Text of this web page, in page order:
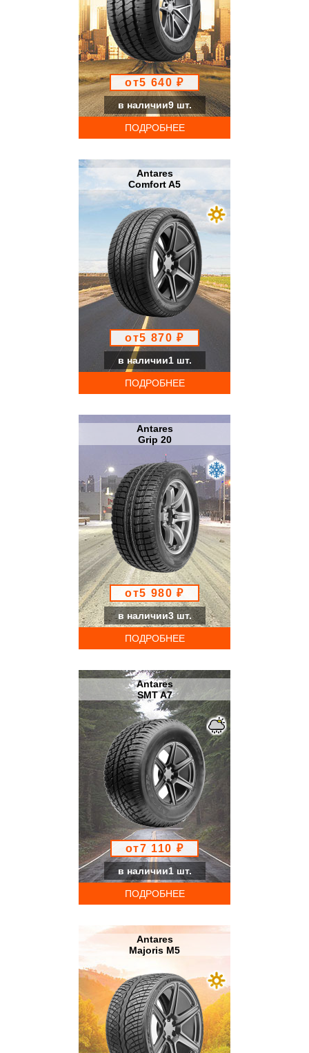
от5 640 ₽
в наличии9 шт.
ПОДРОБНЕЕ
Antares
Comfort A5
от5 870 ₽
в наличии1 шт.
ПОДРОБНЕЕ
Antares
Grip 20
от5 980 ₽
в наличии3 шт.
ПОДРОБНЕЕ
Antares
SMT A7
от7 110 ₽
в наличии1 шт.
ПОДРОБНЕЕ
Antares
Majoris M5